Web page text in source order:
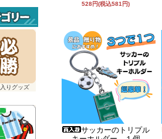
りグッズ
528円(税込581円)
サッカーのトリプル